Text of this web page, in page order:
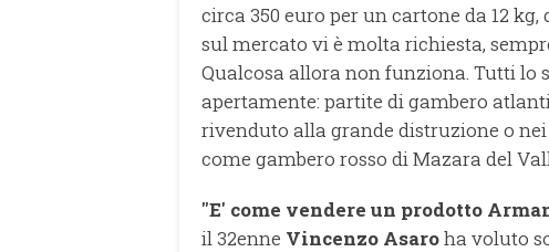
circa 350 euro per un cartone da 12
sul mercato vi è molta richiesta,
Qualcosa allora non funziona. Tutti lo
apertamente: partite di gambero
rivenduto alla grande distruzione o
come gambero rosso di Mazara del
"E' come vendere un prodotto
il 32enne Vincenzo Asaroha voluto